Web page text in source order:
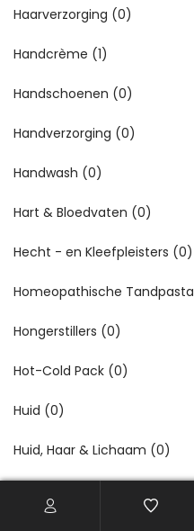
Haarverzorging (0)
Handcrème (1)
Handschoenen (0)
Handverzorging (0)
Handwash (0)
Hart & Bloedvaten (0)
Hecht - en Kleefpleisters (0)
Homeopathische Tandpasta
Hongerstillers (0)
Hot-Cold Pack (0)
Huid (0)
Huid, Haar & Lichaam (0)